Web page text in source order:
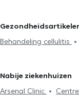
Lasne
Esthetische
veroudering
Behandeling cellulitis
Nabije ziekenhuizen
Arsenal Clinic